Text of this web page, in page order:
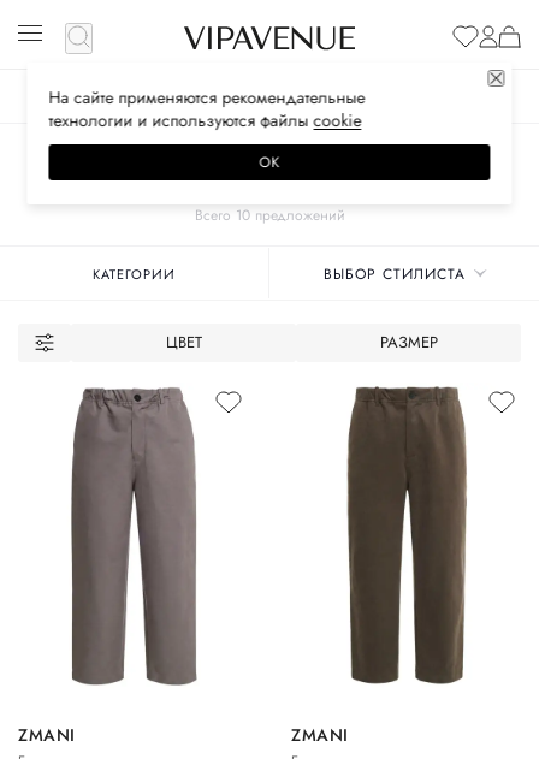
ЖЕНСКОЕ МУЖСКОЕ
Всего 10 предложений
Унисекс бренды
БРЮКИ
КАТЕГОРИИ ВЫБОР СТИЛИСТА
ЦВЕТ РАЗМЕР
ZMANI ZMANI
На сайте применяются рекомендательные
технологии и используются файлысооkiе
ОК